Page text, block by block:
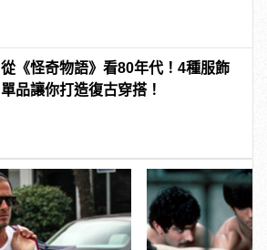
從《怪奇物語》看80年代！4種服飾
單品讓你打造復古穿搭！